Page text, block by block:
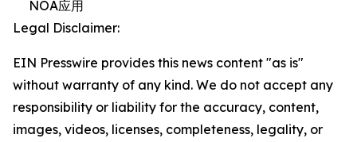
NOA应用
Legal Disclaimer:
EIN Presswire provides this news content "as is"
without warranty of any kind. We do not accept any
responsibility or liability for the accuracy, content,
images, videos, licenses, completeness, legality, or